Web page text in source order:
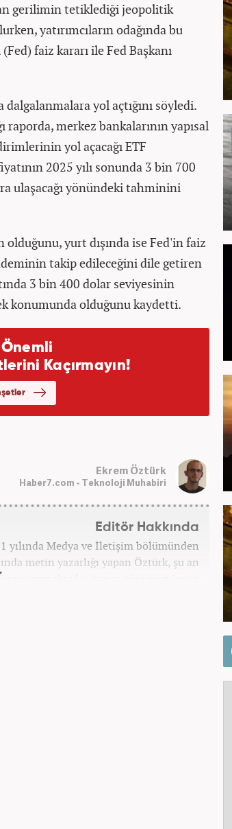
gerilimin tetiklediği jeopolitik
yatırımcıların odağında bu
faiz kararı ile Fed Başkanı
yol açtığını söyledi.
raporda, merkez bankalarının yapısal
yol açacağı ETF
2025 yılı sonunda 3 bin 700
ulaşacağı yönündeki tahminini
olduğunu, yurt dışında ise Fed'in faiz
takip edileceğini dile getiren
3 bin 400 dolar seviyesinin
konumunda olduğunu kaydetti.
Ekrem Öztürk
Haber7.com - Teknoloji Muhabiri
Editör Hakkında
yılında Medya ve İletişim bölümünden
metin yazarlığı yapan Öztürk, şu an
yapmaktadır. Ayrıca günümüz insan